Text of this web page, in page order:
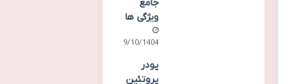
جامع
ویژگی ها
09/10/1404
پودر
پروتئین